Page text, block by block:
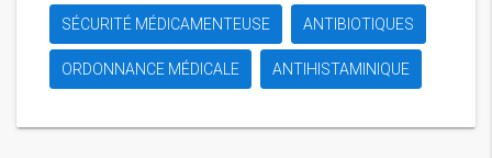
SÉCURITÉ MÉDICAMENTEUSE ANTIBIOTIQUES
ORDONNANCE MÉDICALE ANTIHISTAMINIQUE